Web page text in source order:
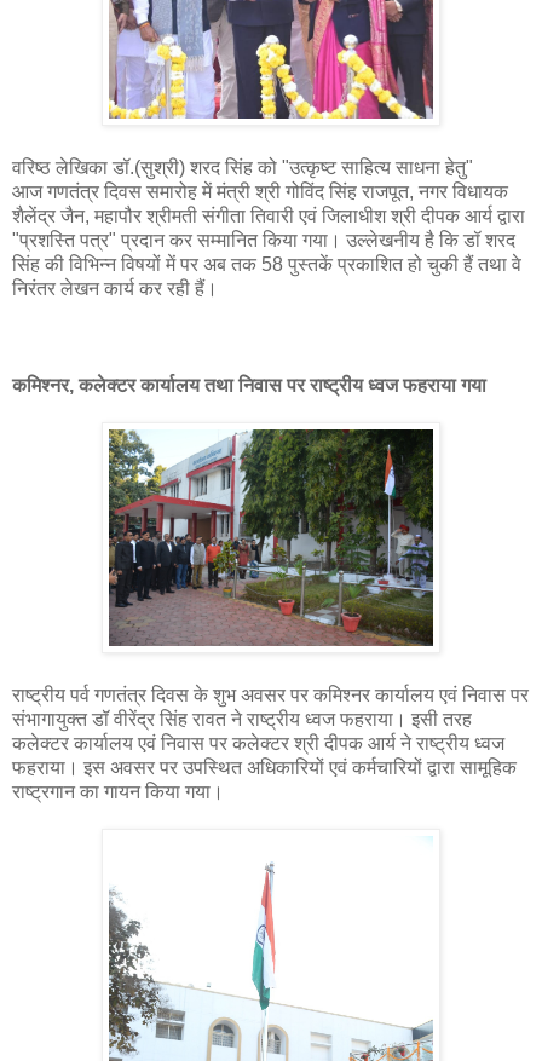
वरिष्ठ लेखिका डॉ.(सुश्री) शरद सिंह को "उत्कृष्ट साहित्य साधना हेतु"
आज गणतंत्र दिवस समारोह में मंत्री श्री गोविंद सिंह राजपूत, नगर विधायक
शैलेंद्र जैन, महापौर श्रीमती संगीता तिवारी एवं जिलाधीश श्री दीपक आर्य द्वारा
"प्रशस्ति पत्र" प्रदान कर सम्मानित किया गया। उल्लेखनीय है कि डॉ शरद
सिंह की विभिन्न विषयों में पर अब तक 58 पुस्तकें प्रकाशित हो चुकी हैं तथा वे
निरंतर लेखन कार्य कर रही हैं।
कमिश्नर, कलेक्टर कार्यालय तथा निवास पर राष्ट्रीय ध्वज फहराया गया
राष्ट्रीय पर्व गणतंत्र दिवस के शुभ अवसर पर कमिश्नर कार्यालय एवं निवास पर
संभागायुक्त डॉ वीरेंद्र सिंह रावत ने राष्ट्रीय ध्वज फहराया। इसी तरह
कलेक्टर कार्यालय एवं निवास पर कलेक्टर श्री दीपक आर्य ने राष्ट्रीय ध्वज
फहराया। इस अवसर पर उपस्थित अधिकारियों एवं कर्मचारियों द्वारा सामूहिक
राष्ट्रगान का गायन किया गया।